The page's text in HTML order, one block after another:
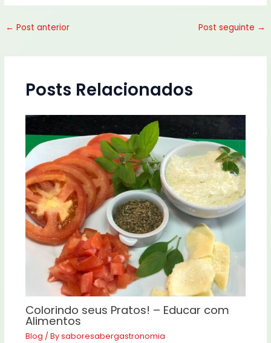
← Post anterior Post seguinte →
Posts Relacionados
Colorindo seus Pratos! – Educar com
Alimentos
Blog / Bysaboresabergastronomia